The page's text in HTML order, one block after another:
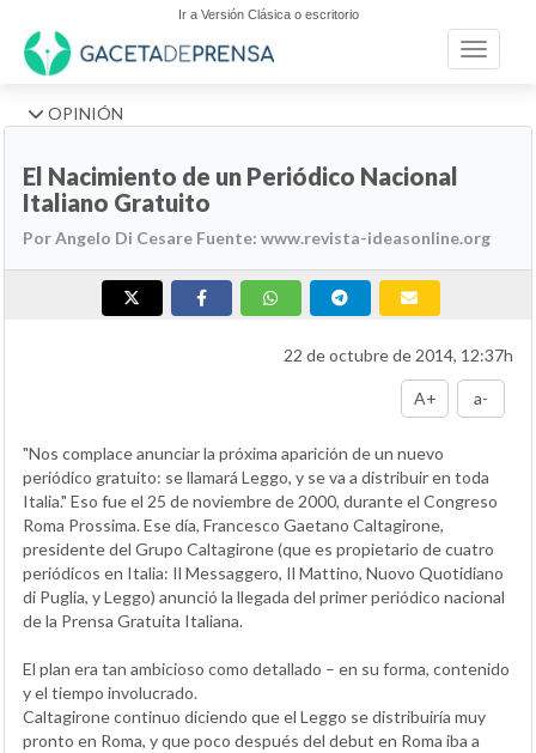
Ir a Versión Clásica o escritorio
Toggle
OPINIÓN
El Nacimiento de un Periódico Nacional
Italiano Gratuito
Por Angelo Di Cesare Fuente: www.revista-ideasonline.org
22 de octubre de 2014, 12:37h
A+ a-
"Nos complace anunciar la próxima aparición de un nuevo
periódico gratuito: se llamará Leggo, y se va a distribuir en toda
Italia." Eso fue el 25 de noviembre de 2000, durante el Congreso
Roma Prossima. Ese día, Francesco Gaetano Caltagirone,
presidente del Grupo Caltagirone (que es propietario de cuatro
periódicos en Italia: Il Messaggero, Il Mattino, Nuovo Quotidiano
di Puglia, y Leggo) anunció la llegada del primer periódico nacional
de la Prensa Gratuita Italiana.
El plan era tan ambicioso como detallado – en su forma, contenido
y el tiempo involucrado.
Caltagirone continuo diciendo que el Leggo se distribuiría muy
pronto en Roma, y que poco después del debut en Roma iba a